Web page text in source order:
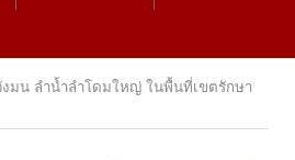
มน ลำน้ำลำโดมใหญ่ ในพื้นที่เขตรักษา